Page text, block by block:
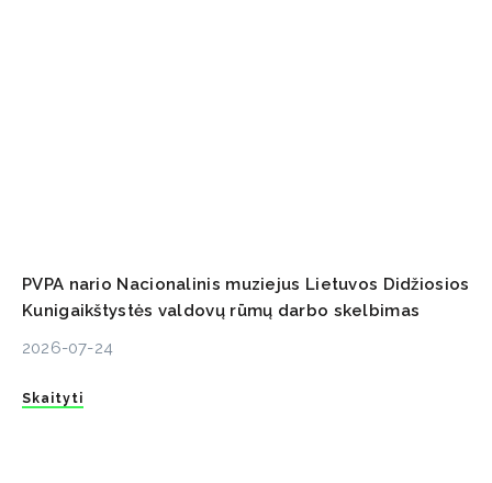
PVPA nario Nacionalinis muziejus Lietuvos Didžiosios
Kunigaikštystės valdovų rūmų darbo skelbimas
2026-07-24
Skaityti